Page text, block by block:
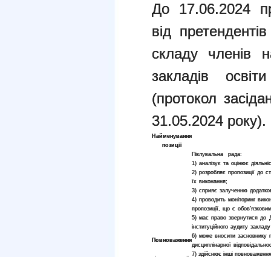
До 17.06.2024
від
складу членів
закладів
(протокол
31.05.2024 року).
Найменування
позиції
Повноваження
Піклувальна рада:
1) аналізує та оцінює
2) розробляє пропозиції до
їх виконання;
3) сприяє залученню
4) проводить моніторинг
пропозиції, що є
5) має право звернутися до
інституційного аудиту
6) може вносити засновнику
дисциплінарної
7) здійснює інші